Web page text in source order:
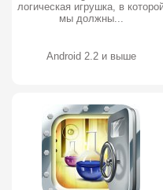
логическая игрушка, в
мы должны...
Android 2.2 и выше